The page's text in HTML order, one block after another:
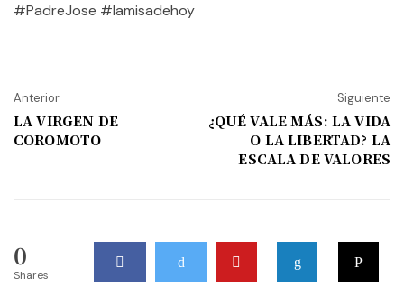
#PadreJose #lamisadehoy
Anterior
LA VIRGEN DE
COROMOTO
Siguiente
¿QUÉ VALE MÁS: LA VIDA
O LA LIBERTAD? LA
ESCALA DE VALORES
0
Shares